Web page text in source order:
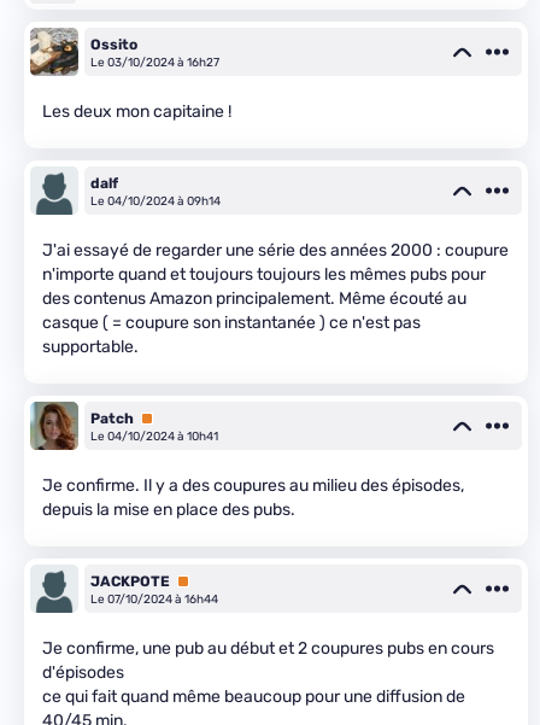
Ossito
Le 03/10/2024 à 16h27
Les deux mon capitaine !
dalf
Le 04/10/2024 à 09h14
J'ai essayé de regarder une série des années 2000 : coupure
n'importe quand et toujours toujours les mêmes pubs pour
des contenus Amazon principalement. Même écouté au
casque ( = coupure son instantanée ) ce n'est pas
supportable.
Patch Premium
Le 04/10/2024 à 10h41
Je confirme. Il y a des coupures au milieu des épisodes,
depuis la mise en place des pubs.
JACKPOTE
Premium
Le 07/10/2024 à 16h44
Je confirme, une pub au début et 2 coupures pubs en cours
d'épisodes
ce qui fait quand même beaucoup pour une diffusion de
40/45 min.